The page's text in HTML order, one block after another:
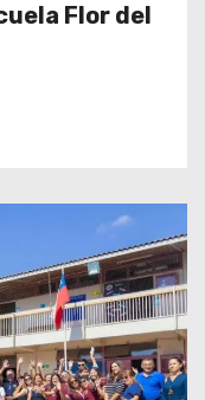
Flor del